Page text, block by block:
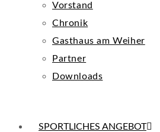
Vorstand
Chronik
Gasthaus am Weiher
Partner
Downloads
SPORTLICHES ANGEBOT